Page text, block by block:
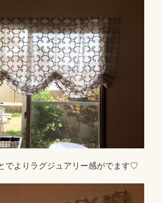
でよりラグジュアリー感がでます♡